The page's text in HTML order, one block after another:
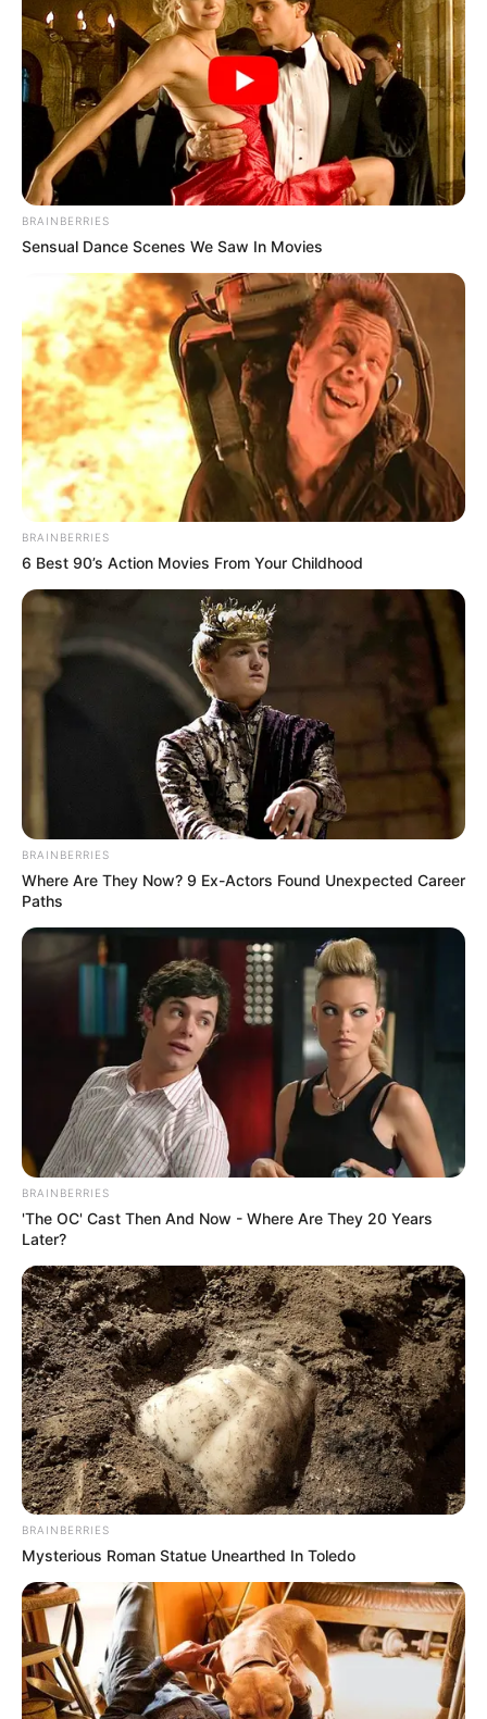
BRAINBERRIES
Sensual Dance Scenes We Saw In Movies
BRAINBERRIES
6 Best 90’s Action Movies From Your Childhood
BRAINBERRIES
Where Are They Now? 9 Ex-Actors Found Unexpected Career
Paths
BRAINBERRIES
'The OC' Cast Then And Now - Where Are They 20 Years
Later?
BRAINBERRIES
Mysterious Roman Statue Unearthed In Toledo